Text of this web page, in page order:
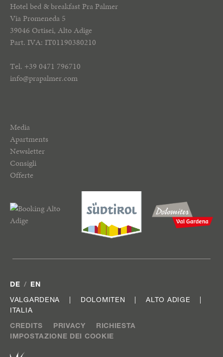
Hotel bed & breakfast Pra Palmer
Via Promeneda 5
39046 Ortisei, Alto Adige
Part. IVA: IT01190380210
Tel. +39 0471 796710
info@prapalmer.com
Media
Apartments
Newsletter
Consigli
Offerte
DE
EN
VALGARDENA
DOLOMITEN
ALTO ADIGE
ITALIA
CREDITS
PRIVACY
RICHIESTA
IMPOSTAZIONE DEI COOKIE